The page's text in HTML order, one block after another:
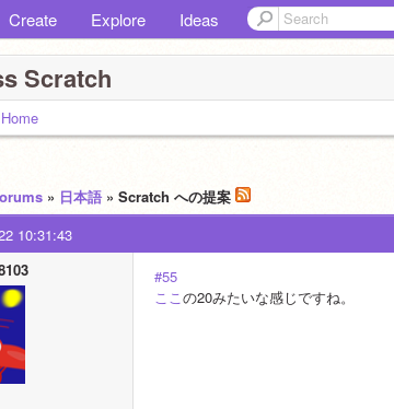
Create Explore Ideas
Scratch
» 日本語 » Scratch への提案
10:31:43
#55
ここの20みたいな感じですね。